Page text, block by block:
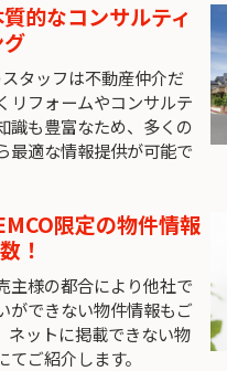
的なコンサルティ
タッフは不動産仲介だ
リフォームやコンサルテ
識も豊富なため、多くの
最適な情報提供が可能で
限定の物件情報
！
主様の都合により他社で
ができない物件情報もご
ネットに掲載できない物
てご紹介します。